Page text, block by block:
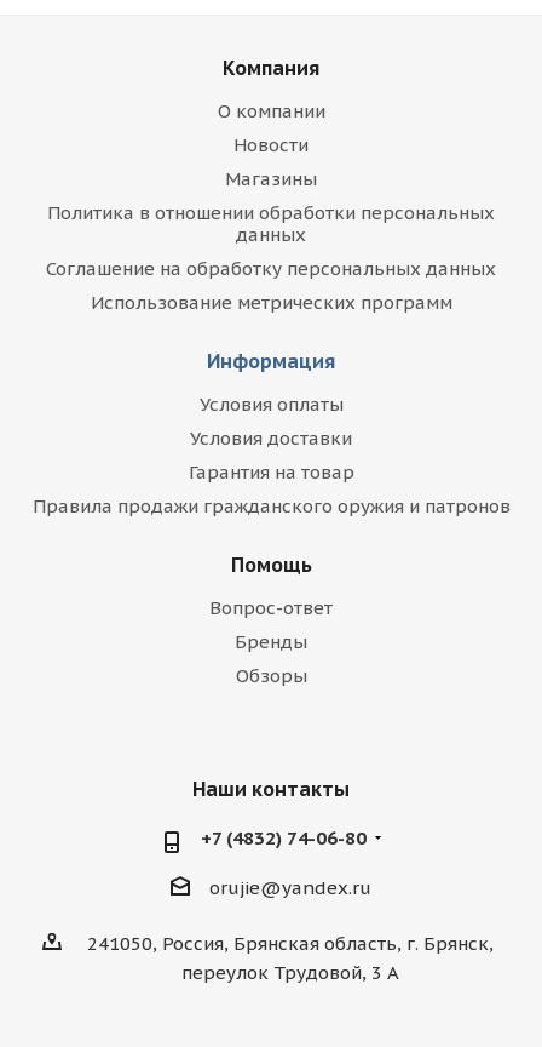
Компания
О компании
Новости
Магазины
Политика в отношении обработки персональных
данных
Соглашение на обработку персональных данных
Использование метрических программ
Информация
Условия оплаты
Условия доставки
Гарантия на товар
Правила продажи гражданского оружия и патронов
Помощь
Вопрос-ответ
Бренды
Обзоры
Наши контакты
+7 (4832) 74-06-80
orujie@yandex.ru
241050, Россия, Брянская область, г. Брянск,
переулок Трудовой, 3 А